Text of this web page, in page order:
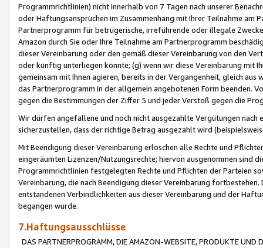
Programmrichtlinien) nicht innerhalb von 7 Tagen nach unserer
oder Haftungsansprüchen im Zusammenhang mit Ihrer Teilnahme am
Partnerprogramm für betrügerische, irreführende oder illegale
Amazon durch Sie oder Ihre Teilnahme am Partnerprogramm
dieser Vereinbarung oder den gemäß dieser Vereinbarung von den
oder künftig unterliegen könnte; (g) wenn wir diese Vereinbarung mit
gemeinsam mit Ihnen agieren, bereits in der Vergangenheit, gleich
das Partnerprogramm in der allgemein angebotenen Form beenden.
gegen die Bestimmungen der Ziffer 5 und jeder Verstoß gegen die
Wir dürfen angefallene und noch nicht ausgezahlte Vergütungen
sicherzustellen, dass der richtige Betrag ausgezahlt wird
Mit Beendigung dieser Vereinbarung erlöschen alle Rechte und
eingeräumten Lizenzen/Nutzungsrechte; hiervon ausgenommen sind
Programmrichtlinien festgelegten Rechte und Pflichten der Parteien
Vereinbarung, die nach Beendigung dieser Vereinbarung
entstandenen Verbindlichkeiten aus dieser Vereinbarung und der
begangen wurde.
7.Haftungsausschlüsse
DAS PARTNERPROGRAMM, DIE AMAZON-WEBSITE, PRODUKTE UND